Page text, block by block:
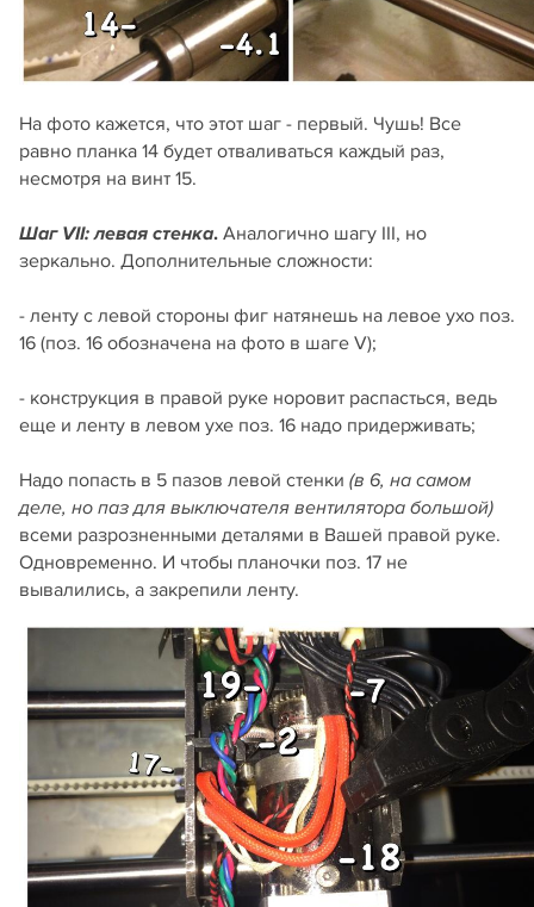
На фото кажется, что этот шаг - первый. Чушь! Все
равно планка 14 будет отваливаться каждый раз,
несмотря на винт 15.
Шаг VII: левая стенка. Аналогично шагу III, но
зеркально. Дополнительные сложности:
- ленту с левой стороны фиг натянешь на левое ухо поз.
16 (поз. 16 обозначена на фото в шаге V);
- конструкция в правой руке норовит распасться, ведь
еще и ленту в левом ухе поз. 16 надо придерживать;
Надо попасть в 5 пазов левой стенки (в 6, на самом
деле, но паз для выключателя вентилятора большой)
всеми разрозненными деталями в Вашей правой руке.
Одновременно. И чтобы планочки поз. 17 не
вывалились, а закрепили ленту.